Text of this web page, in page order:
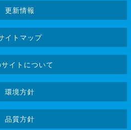
更新情報
イトマップ
サイトについて
環境方針
品質方針